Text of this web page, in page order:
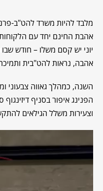
מלבד להיות משרד להט"ב-
אהבת החינם יחד עם
יוני יש קסם משלו – חודש שבו
אהבה, נראות להט"בית
השנה, כמהלך גאווה צבעוני
הפנינג איפור בסניף
וצעירות משלל הגילאים